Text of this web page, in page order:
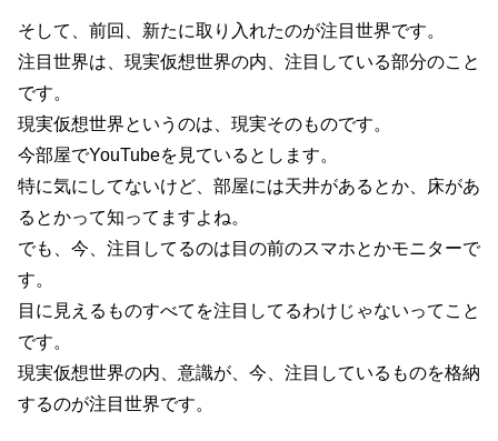
そして、前回、新たに取り入れたのが注目世界です。
注目世界は、現実仮想世界の内、注目している部分のこと
です。
現実仮想世界というのは、現実そのものです。
今部屋でYouTubeを見ているとします。
特に気にしてないけど、部屋には天井があるとか、床があ
るとかって知ってますよね。
でも、今、注目してるのは目の前のスマホとかモニターで
す。
目に見えるものすべてを注目してるわけじゃないってこと
です。
現実仮想世界の内、意識が、今、注目しているものを格納
するのが注目世界です。